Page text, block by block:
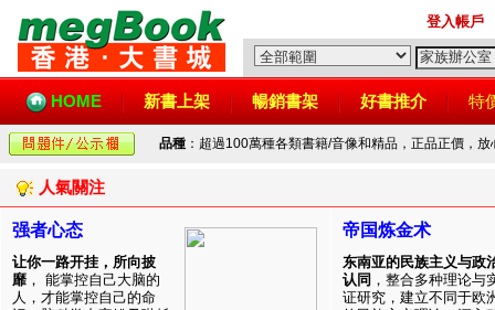
登入帳戶
HOME 新書上架 暢銷書架 好書推介 特
品種 ：超過100萬種各類書籍/音像和精品，正品正價，
人氣關注
强者心态
让你一路开挂，所向披
靡 ， 能掌控自己大脑的
人，才能掌控自己的命
帝国炼金术
东南亚的民族主义与政
认同 ，整合多种理论与
证研究，建立不同于欧